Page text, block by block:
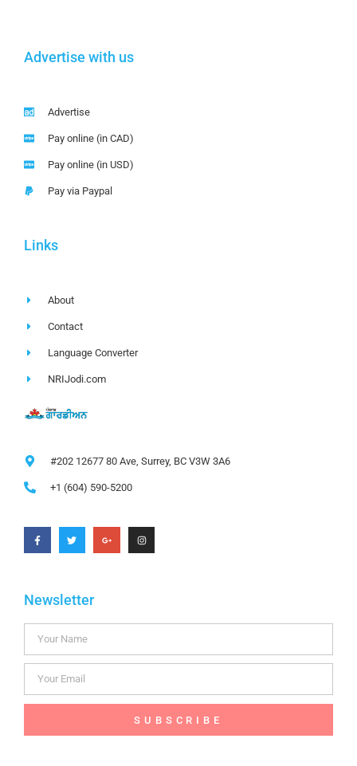
Advertise with us
Advertise
Pay online (in CAD)
Pay online (in USD)
Pay via Paypal
Links
About
Contact
Language Converter
NRIJodi.com
#202 12677 80 Ave, Surrey, BC V3W 3A6
+1 (604) 590-5200
Newsletter
SUBSCRIBE